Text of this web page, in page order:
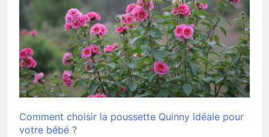
Comment choisir la poussette Quinny idéale pour
votre bébé ?